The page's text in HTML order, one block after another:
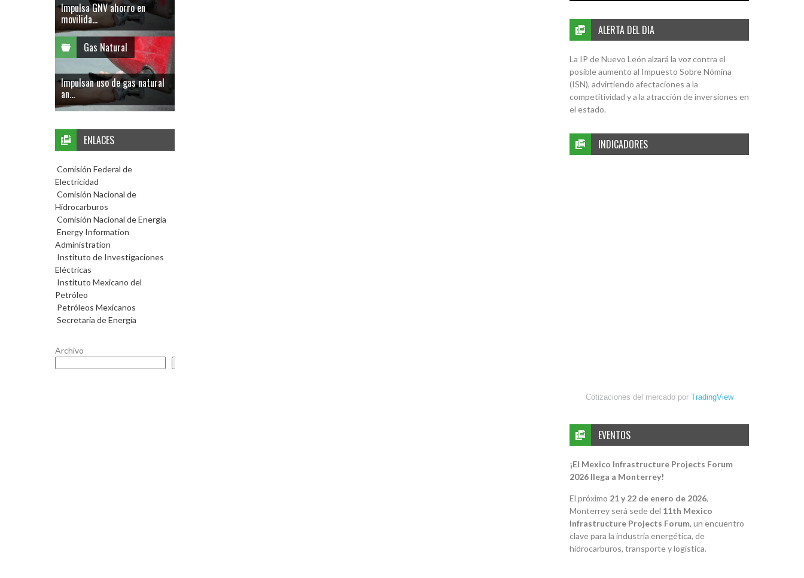
ALERTA DEL DIA
La IP de Nuevo León alzará la voz contra el
posible aumento al Impuesto Sobre Nómina
(ISN), advirtiendo afectaciones a la
competitividad y a la atracción de inversiones en
el estado.
INDICADORES
Cotizaciones del mercado por TradingView
EVENTOS
¡El Mexico Infrastructure Projects Forum
2026 llega a Monterrey!
El próximo 21 y 22 de enero de 2026,
Monterrey será sede del 11th Mexico
Infrastructure Projects Forum, un encuentro
clave para la industria energética, de
hidrocarburos, transporte y logística.
Impulsa GNV ahorro en
movilida...
Gas Natural
Impulsan uso de gas natural
an...
ENLACES
Comisión Federal de
Electricidad
Comisión Nacional de
Hidrocarburos
Comisión Nacional de Energía
Energy Information
Administration
Instituto de Investigaciones
Eléctricas
Instituto Mexicano del
Petróleo
Petróleos Mexicanos
Secretaría de Energía
Archivo